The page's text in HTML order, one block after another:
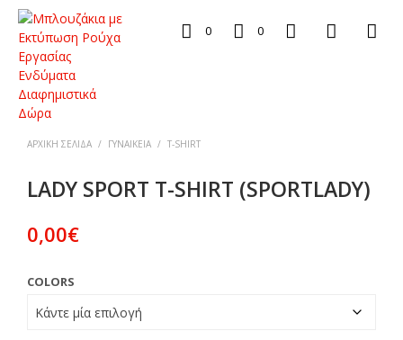
0 0
ΑΡΧΙΚΉ ΣΕΛΊΔΑ / ΓΥΝΑΙΚΕΙΑ / T-SHIRT
LADY SPORT T-SHIRT (SPORTLADY)
0,00€
COLORS